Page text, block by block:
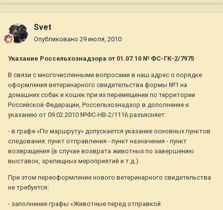
Svet
Опубликовано 29 июля, 2010
Указание Россельхознадзора от 01.07.10 № ФС-ГК-2/7975
В связи с многочисленными вопросами в наш адрес о порядке
оформления ветеринарного свидетельства формы №1 на
домашних собак и кошек при их перемещении по территории
Российской Федерации, Россельхознадзор в дополнение к
указанию от 09.02.2010 №ФС-НВ-2/1116 разъясняет:
- в графе «По маршруту» допускается указание основных пунктов
следования: пункт отправления - пункт назначения - пункт
возвращения (в случае возврата животных по завершению
выставок, зрелищных мероприятий и т.д.).
При этом переоформление нового ветеринарного свидетельства
не требуется:
- заполнение графы «Животные перед отправкой